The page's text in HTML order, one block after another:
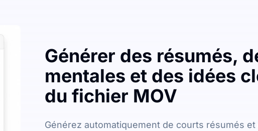
Générer des résumés,
mentales et des idées
du fichier MOV
Générez automatiquement de courts résumés